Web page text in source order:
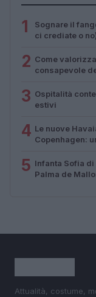
1
Sognare il
ci crediate o
2 Come
consapevole
3 Ospitalità
estivi
4 Le nuove
Copenhagen:
5 Infanta Sofia
Palma de
Attualità, costume,